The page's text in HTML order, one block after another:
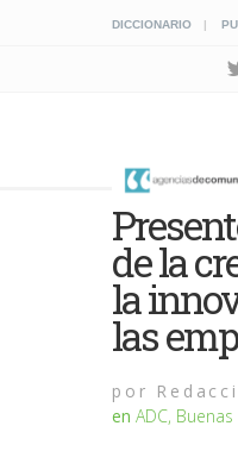
DICCIONARIO
de la
la
las
por
en ADC,